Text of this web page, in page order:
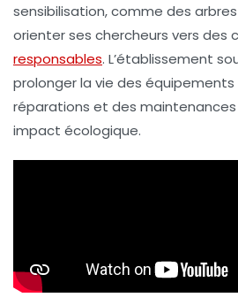
sensibilisation, comme des
orienter ses chercheurs vers des
responsables. L’établissement
prolonger la vie des
réparations et des maintenances
impact écologique.